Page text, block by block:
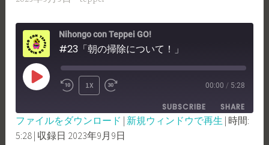
Nihongo con Teppei GO!
#23「朝の掃除について！」
PLAY
REWIND
10
SECONDS
1X
FAST
FORWARD
30
00:00 / 5:28
SUBSCRIBE SHARE
SHARE
ファイルをダウンロード | 新規ウィンドウで再生 | 時間:
5:28 | 収録日 2023年9月9日